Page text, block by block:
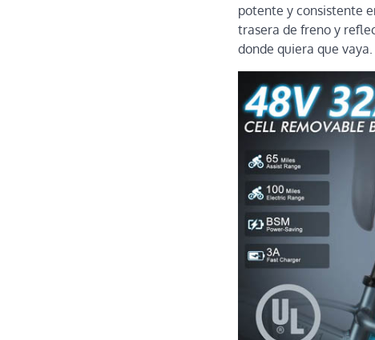
potente y consistente
trasera de freno y
donde quiera que vaya.